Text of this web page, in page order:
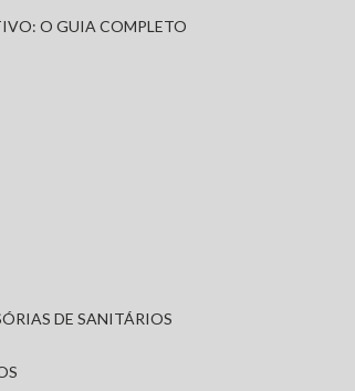
O GUIA COMPLETO
DE SANITÁRIOS